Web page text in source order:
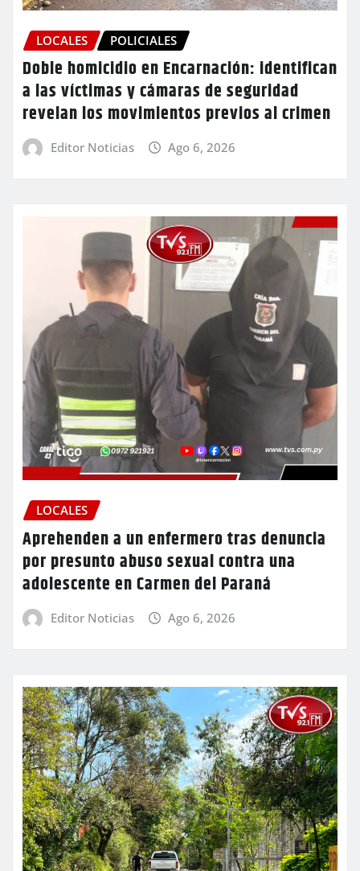
LOCALES POLICIALES
Doble homicidio en Encarnación: identifican
a las víctimas y cámaras de seguridad
revelan los movimientos previos al crimen
Editor Noticias Ago 6, 2026
LOCALES
Aprehenden a un enfermero tras denuncia
por presunto abuso sexual contra una
adolescente en Carmen del Paraná
Editor Noticias Ago 6, 2026